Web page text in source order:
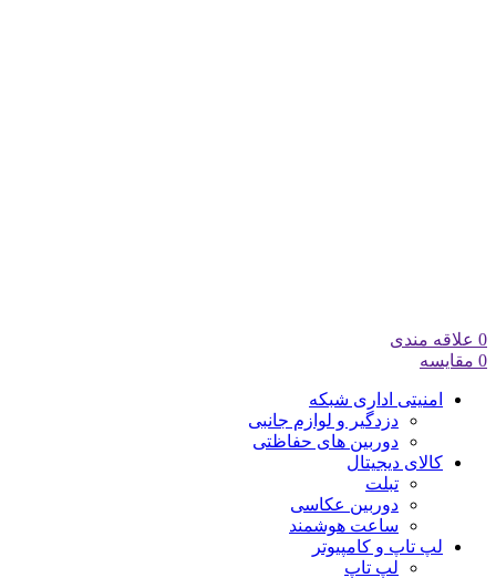
0 علاقه مندی
0 مقایسه
امنیتی اداری شبکه
دزدگیر و لوازم جانبی
دوربین های حفاظتی
کالای دیجیتال
تبلت
دوربین عکاسی
ساعت هوشمند
لپ تاپ و کامپیوتر
لپ تاپ